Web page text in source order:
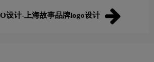
设计-上海故事品牌logo设计